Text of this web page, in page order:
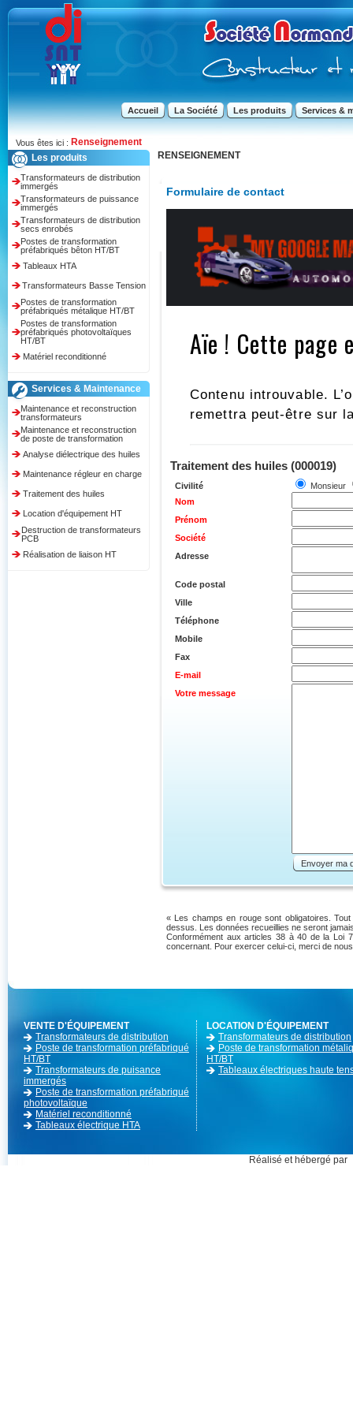
Accueil La Société Les produits Services &
Vous êtes ici : Renseignement
Les produits
Transformateurs de distribution
immergés
Transformateurs de puissance
immergés
Transformateurs de distribution
secs enrobés
Postes de transformation
préfabriqués bêton HT/BT
Tableaux HTA
Transformateurs Basse Tension
Postes de transformation
préfabriqués métalique HT/BT
Postes de transformation
préfabriqués photovoltaïques
HT/BT
Matériel reconditionné
Services & Maintenance
Maintenance et reconstruction
transformateurs
Maintenance et reconstruction
de poste de transformation
Analyse diélectrique des huiles
Maintenance régleur en charge
Traitement des huiles
Location d'équipement HT
Destruction de transformateurs
PCB
Réalisation de liaison HT
RENSEIGNEMENT
Formulaire de contact
Traitement des huiles (000019)
Civilité
Monsieur
Nom
Prénom
Société
Adresse
Code postal
Ville
Téléphone
Mobile
Fax
E-mail
Votre message
Envoyer ma
« Les champs en rouge sont obligatoires.
dessus. Les données recueillies ne seront
Conformément aux articles 38 à 40 de la Loi
concernant. Pour exercer celui-ci, merci de
VENTE D'ÉQUIPEMENT
Transformateurs de distribution
Poste de transformation préfabriqué
HT/BT
Transformateurs de puisance
immergés
Poste de transformation préfabriqué
photovoltaïque
Matériel reconditionné
Tableaux électrique HTA
LOCATION D'ÉQUIPEMENT
Transformateurs de distribution
Poste de transformation
HT/BT
Tableaux électriques haute
Réalisé et hébergé par